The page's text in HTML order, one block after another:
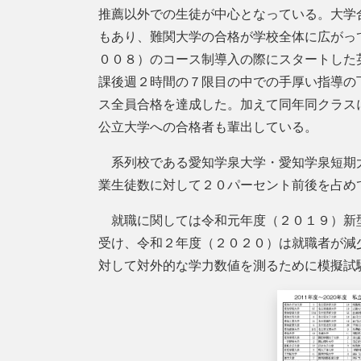
推薦以外での生徒が中心となっている。大
もあり、難関大学の合格が学校全体に広が
００８）のコース制導入の際にスタートし
課後週２時間の７限目の中での手厚い指導
ス全員合格を達成した。加えて同年同クラ
公立大学への合格者も輩出している。
系列校である愛知学泉大学・愛知学泉短
業生徒数に対して２０パーセント前後を占
就職に関しては令和元年度（２０１９）
受け、令和２年度（２０２０）は就職者が
対して対外的な学力数値を測るために模擬